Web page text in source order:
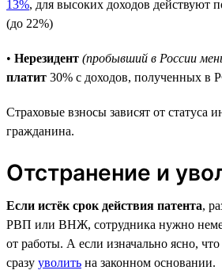
13%, для высоких доходов действуют
(до 22%)
• Нерезидент (пробывший в России
платит 30% с доходов, полученных в
Страховые взносы зависят от статуса
гражданина.
Отстранение и
Если истёк срок действия патента,
РВП или ВНЖ, сотрудника нужно
от работы. А если изначально ясно,
сразу уволить на законном основании.